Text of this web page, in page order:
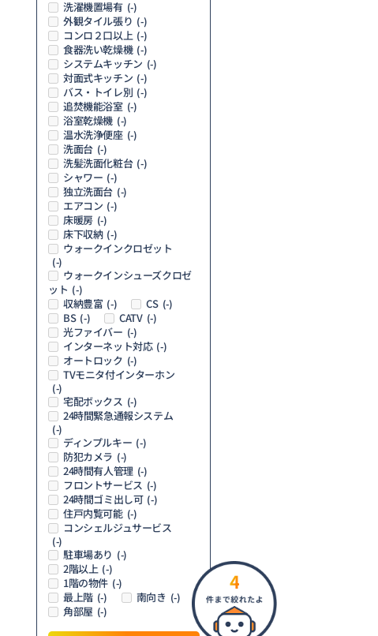
洗濯機置場有 (-)
外観タイル張り (-)
コンロ２口以上 (-)
食器洗い乾燥機 (-)
システムキッチン (-)
対面式キッチン (-)
バス・トイレ別 (-)
追焚機能浴室 (-)
浴室乾燥機 (-)
温水洗浄便座 (-)
洗面台 (-)
洗髪洗面化粧台 (-)
シャワー (-)
独立洗面台 (-)
エアコン (-)
床暖房 (-)
床下収納 (-)
ウォークインクロゼット
(-)
ウォークインシューズクロゼ
ット (-)
収納豊富 (-) CS (-)
BS (-) CATV (-)
光ファイバー (-)
インターネット対応 (-)
オートロック (-)
TVモニタ付インターホン
(-)
宅配ボックス (-)
24時間緊急通報システム
(-)
ディンプルキー (-)
防犯カメラ (-)
24時間有人管理 (-)
フロントサービス (-)
24時間ゴミ出し可 (-)
住戸内覧可能 (-)
コンシェルジュサービス
(-)
駐車場あり (-)
2階以上 (-)
1階の物件 (-)
最上階 (-) 南向き (-)
角部屋 (-)
4